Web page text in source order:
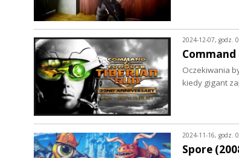
2024-12-07, godz.
Command
Oczekiwania
kiedy gigant
2024-11-16, godz.
Spore